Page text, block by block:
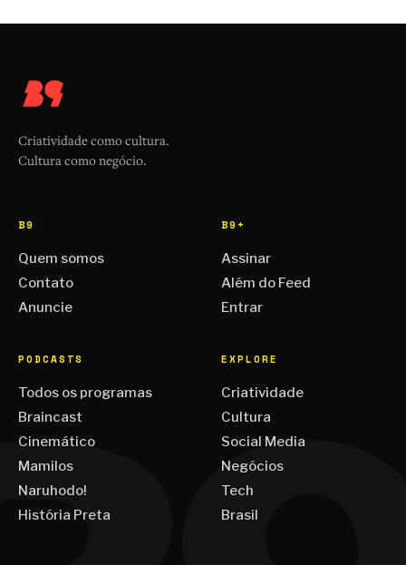
Criatividade como cultura.
Cultura como negócio.
B9
Quem somos
Contato
Anuncie
B9+
Assinar
Além do Feed
Entrar
PODCASTS
Todos os programas
Braincast
Cinemático
Mamilos
Naruhodo!
História Preta
EXPLORE
Criatividade
Cultura
Social Media
Negócios
Tech
Brasil